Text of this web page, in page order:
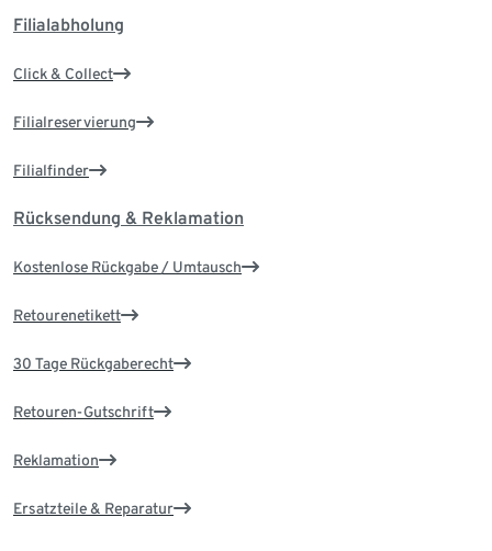
Filialabholung
Click & Collect
Filialreservierung
Filialfinder
Rücksendung & Reklamation
Kostenlose Rückgabe / Umtausch
Retourenetikett
30 Tage Rückgaberecht
Retouren-Gutschrift
Reklamation
Ersatzteile & Reparatur